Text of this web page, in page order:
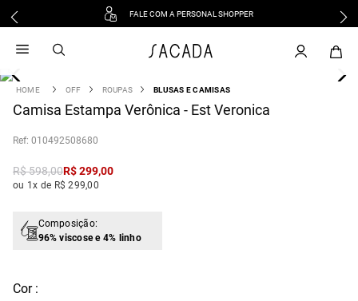
FALE COM A PERSONAL SHOPPER
OFF ROUPAS BLUSAS E CAMISAS
Camisa Estampa Verônica - Est Veronica
: 010492508680
R$598,00R$299,00
ou 1x de R$ 299,00
Composição:
96% viscose e 4% linho
Cor :
vestido
3 º blusa
º tricot
º macacão
jeans
vestido curto